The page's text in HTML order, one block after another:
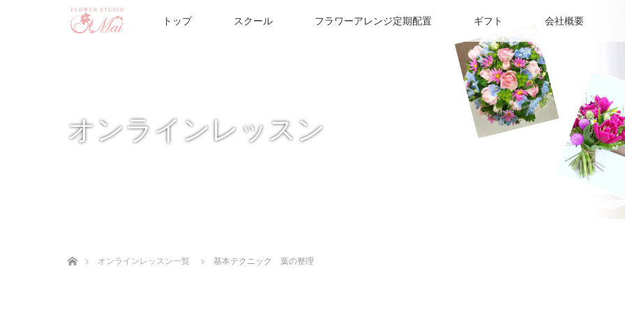
トップ スクール フラワーアレンジ定期配置 ギフト 会社概要
オンラインレッスン
オンラインレッスン一覧
基本テクニック 葉の整理